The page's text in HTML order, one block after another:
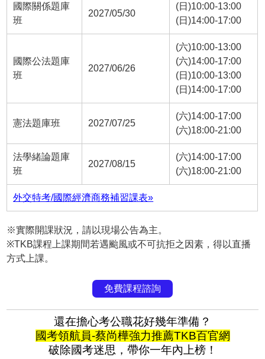
國際關係題庫
班
2027/05/30
(日)10:00-13:00
(日)14:00-17:00
國際公法題庫
班
2027/06/26
(六)10:00-13:00
(六)14:00-17:00
(日)10:00-13:00
(日)14:00-17:00
憲法題庫班 2027/07/25
(六)14:00-17:00
(六)18:00-21:00
法學緒論題庫
班
2027/08/15
(六)14:00-17:00
(六)18:00-21:00
外交特考/國際經濟商務補習課表»
※實際開課狀況，請以現場公告為主。
※TKB課程上課期間若遇颱風或不可抗拒之因素，得以直播
方式上課。
免費課程諮詢
還在擔心考公職花好幾年準備？
國考領航員-蔡尚樺強力推薦TKB百官網
破除國考迷思，帶你一年內上榜！